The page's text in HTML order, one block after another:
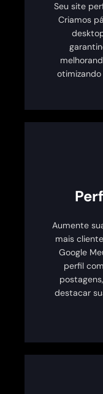
Seu site
Criamos
otimizando
Aumente
mais
Google
perfil
destacar